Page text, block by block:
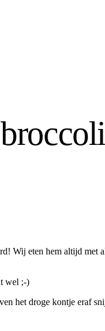
Wij eten hem altijd met
wel ;-)
het droge kontje eraf